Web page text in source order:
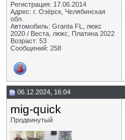
Регистрация: 17.06.2014
Адрес: г. Озёрск, Челябинская
обл.
Автомобиль: Granta FL, люкс
2020 / Веста, люкс, Платина 2022
Возраст: 53
Сообщений: 258
06.12.2024, 16:04
mig-quick
Продвинутый